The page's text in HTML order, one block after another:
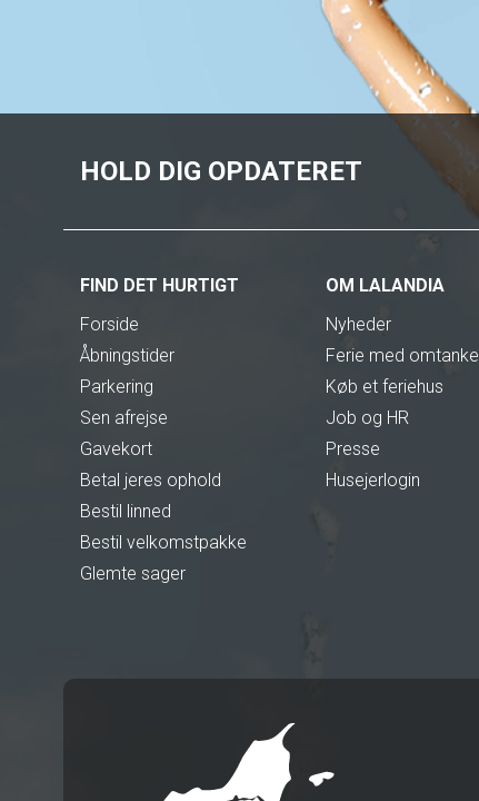
FIND DET HURTIGT
Forside
Åbningstider
Parkering
Sen afrejse
Gavekort
Betal jeres ophold
Bestil linned
Bestil velkomstpakke
Glemte sager
OM LALANDIA
Nyheder
Ferie med omtanke
Køb et feriehus
Job og HR
Presse
Husejerlogin
HOLD DIG OPDATERET